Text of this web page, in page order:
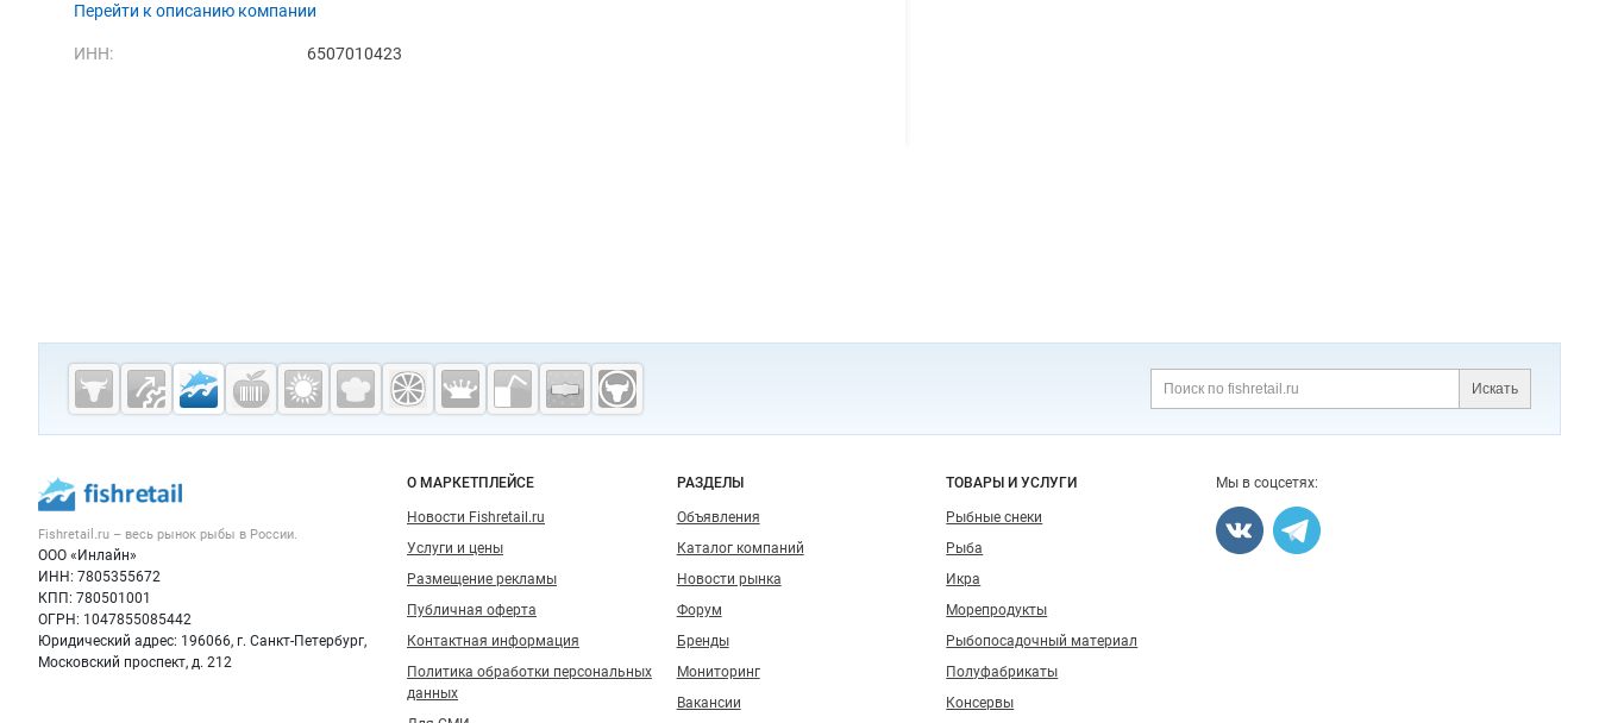
Перейти к описанию компании
ИНН: 6507010423
Дополнительная информация
Искать
Cсылки на полезные проекты
Fishretail.ru —
рыба,
Важные разделы и контакты
Fishretail.ru – весь рынок рыбы в России.
ООО «Инлайн»
ИНН: 7805355672
КПП: 780501001
ОГРН: 1047855085442
Юридический адрес: 196066, г. Санкт-Петербург,
Московский проспект, д. 212
Навигация по сайту
О МАРКЕТПЛЕЙСЕ
Новости Fishretail.ru
Услуги и цены
Размещение рекламы
Публичная оферта
Контактная информация
Политика обработки персональных
данных
РАЗДЕЛЫ
Объявления
Каталог компаний
Новости рынка
Форум
Бренды
Мониторинг
Вакансии
ТОВАРЫ И УСЛУГИ
Рыбные снеки
Рыба
Икра
Морепродукты
Рыбопосадочный материал
Полуфабрикаты
Консервы
Мы в соцсетях: